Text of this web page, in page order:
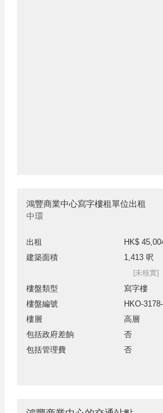
鴻豐商業中心寫字樓租單位出租
中環
出租
HK$
建築面積
1,413 呎
[未核實]
樓盤類型
寫字樓
樓盤編號
HKO-
樓層
高層
包括政府差餉
否
包括管理費
否